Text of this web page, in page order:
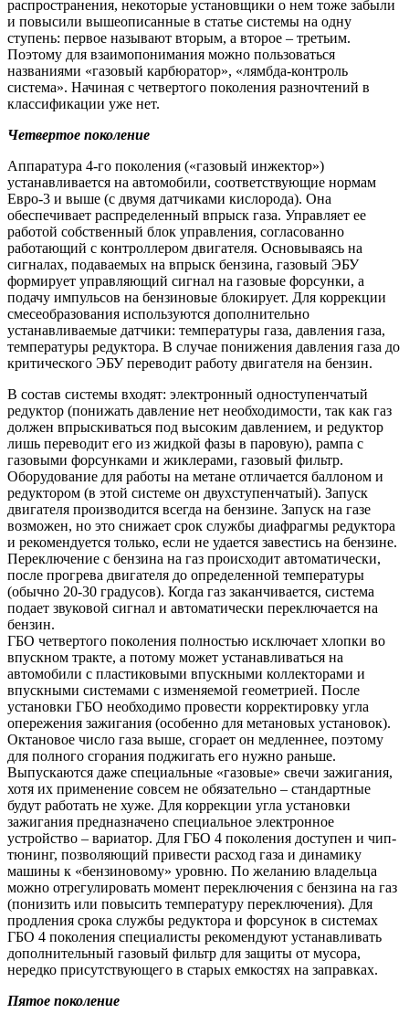
распространения, некоторые установщики о нем тоже забыли
и повысили вышеописанные в статье системы на одну
ступень: первое называют вторым, а второе – третьим.
Поэтому для взаимопонимания можно пользоваться
названиями «газовый карбюратор», «лямбда-контроль
система». Начиная с четвертого поколения разночтений в
классификации уже нет.
Четвертое поколение
Аппаратура 4-го поколения («газовый инжектор»)
устанавливается на автомобили, соответствующие нормам
Евро-3 и выше (с двумя датчиками кислорода). Она
обеспечивает распределенный впрыск газа. Управляет ее
работой собственный блок управления, согласованно
работающий с контроллером двигателя. Основываясь на
сигналах, подаваемых на впрыск бензина, газовый ЭБУ
формирует управляющий сигнал на газовые форсунки, а
подачу импульсов на бензиновые блокирует. Для коррекции
смесеобразования используются дополнительно
устанавливаемые датчики: температуры газа, давления газа,
температуры редуктора. В случае понижения давления газа до
критического ЭБУ переводит работу двигателя на бензин.
В состав системы входят: электронный одноступенчатый
редуктор (понижать давление нет необходимости, так как газ
должен впрыскиваться под высоким давлением, и редуктор
лишь переводит его из жидкой фазы в паровую), рампа с
газовыми форсунками и жиклерами, газовый фильтр.
Оборудование для работы на метане отличается баллоном и
редуктором (в этой системе он двухступенчатый). Запуск
двигателя производится всегда на бензине. Запуск на газе
возможен, но это снижает срок службы диафрагмы редуктора
и рекомендуется только, если не удается завестись на бензине.
Переключение с бензина на газ происходит автоматически,
после прогрева двигателя до определенной температуры
(обычно 20-30 градусов). Когда газ заканчивается, система
подает звуковой сигнал и автоматически переключается на
бензин.
ГБО четвертого поколения полностью исключает хлопки во
впускном тракте, а потому может устанавливаться на
автомобили с пластиковыми впускными коллекторами и
впускными системами с изменяемой геометрией. После
установки ГБО необходимо провести корректировку угла
опережения зажигания (особенно для метановых установок).
Октановое число газа выше, сгорает он медленнее, поэтому
для полного сгорания поджигать его нужно раньше.
Выпускаются даже специальные «газовые» свечи зажигания,
хотя их применение совсем не обязательно – стандартные
будут работать не хуже. Для коррекции угла установки
зажигания предназначено специальное электронное
устройство – вариатор. Для ГБО 4 поколения доступен и чип-
тюнинг, позволяющий привести расход газа и динамику
машины к «бензиновому» уровню. По желанию владельца
можно отрегулировать момент переключения с бензина на газ
(понизить или повысить температуру переключения). Для
продления срока службы редуктора и форсунок в системах
ГБО 4 поколения специалисты рекомендуют устанавливать
дополнительный газовый фильтр для защиты от мусора,
нередко присутствующего в старых емкостях на заправках.
Пятое поколение